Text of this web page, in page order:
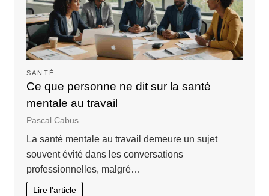
SANTÉ
Ce que personne ne dit sur la santé
mentale au travail
Pascal Cabus
La santé mentale au travail demeure un sujet
souvent évité dans les conversations
professionnelles, malgré…
Lire l'article